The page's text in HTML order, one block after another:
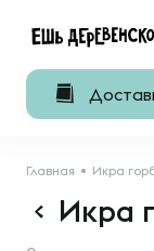
Главная Икра
Икра